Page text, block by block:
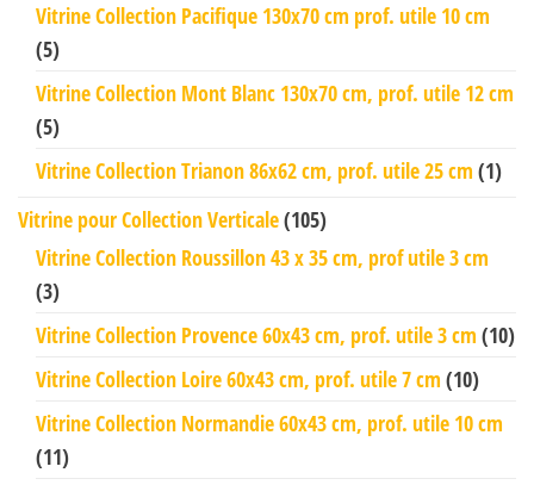
Vitrine Collection Pacifique 130x70 cm prof. utile 10 cm
(5)
Vitrine Collection Mont Blanc 130x70 cm, prof. utile 12 cm
(5)
Vitrine Collection Trianon 86x62 cm, prof. utile 25 cm (1)
Vitrine pour Collection Verticale(105)
Vitrine Collection Roussillon 43 x 35 cm, prof utile 3 cm
(3)
Vitrine Collection Provence 60x43 cm, prof. utile 3 cm (10)
Vitrine Collection Loire 60x43 cm, prof. utile 7 cm (10)
Vitrine Collection Normandie 60x43 cm, prof. utile 10 cm
(11)